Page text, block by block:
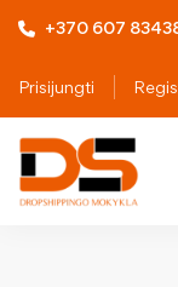
+370 607
Prisijungti